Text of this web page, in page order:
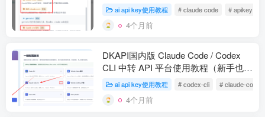
ai api key使用教程 # claude code # apikey
4个月前
DKAPI国内版 Claude Code / Codex
CLI 中转 API 平台使用教程（新手也能
5 分钟上手）
ai api key使用教程 # codex-cli # claude-code
4个月前